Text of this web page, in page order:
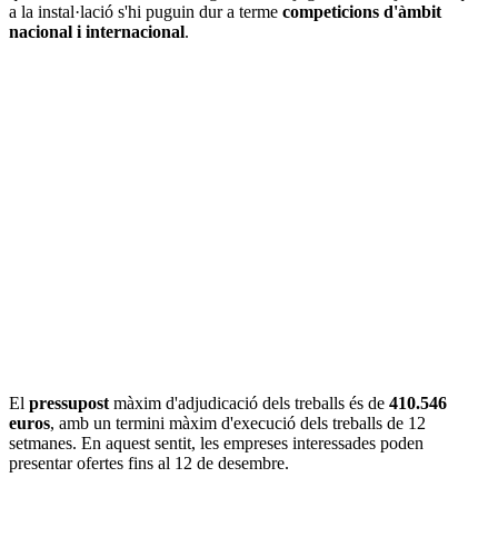
a la instal·lació s'hi puguin dur a terme competicions d'àmbit
nacional i internacional.
El pressupost màxim d'adjudicació dels treballs és de 410.546
euros, amb un termini màxim d'execució dels treballs de 12
setmanes. En aquest sentit, les empreses interessades poden
presentar ofertes fins al 12 de desembre.